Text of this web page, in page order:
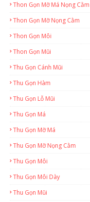
Thon Gọn Mỡ Má Nọng Cằm
Thon Gọn Mỡ Nọng Cằm
Thon Gọn Môi
Thon Gọn Mũi
Thu Gọn Cánh Mũi
Thu Gọn Hàm
Thu Gọn Lỗ Mũi
Thu Gọn Má
Thu Gọn Mỡ Má
Thu Gọn Mỡ Nọng Cằm
Thu Gọn Môi
Thu Gọn Môi Dày
Thu Gọn Mũi